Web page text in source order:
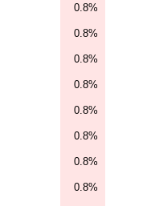
0.8%
0.8%
0.8%
0.8%
0.8%
0.8%
0.8%
0.8%